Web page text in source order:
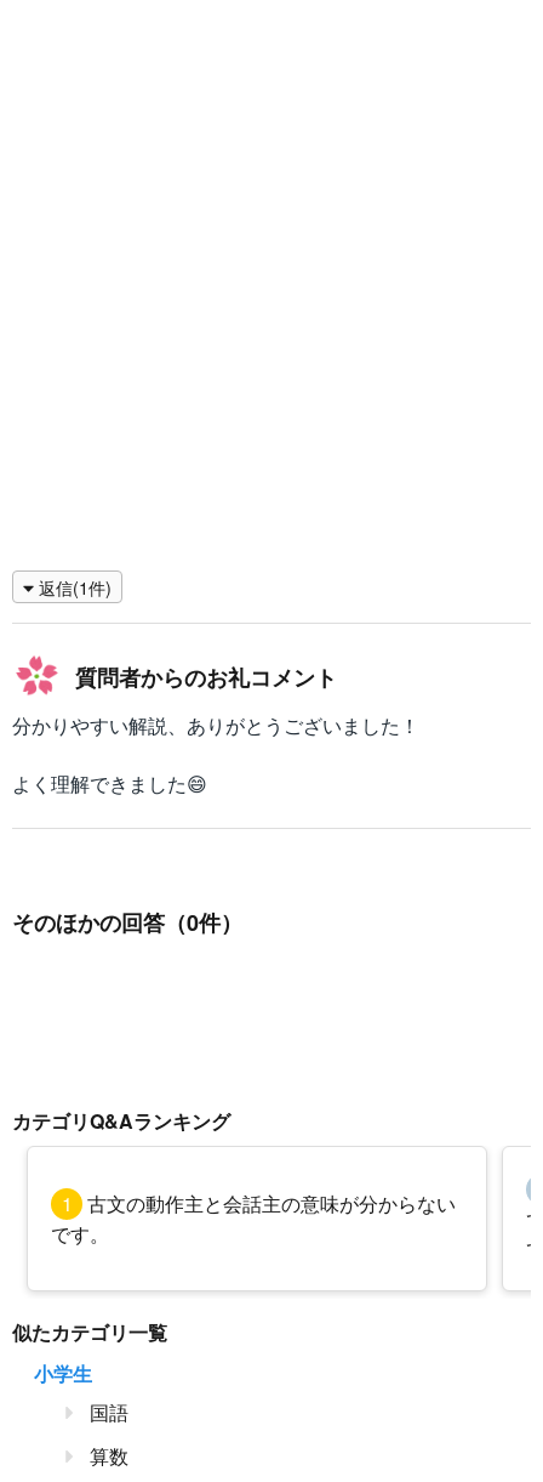
返信(1件)
質問者からのお礼コメント
分かりやすい解説、ありがとうございました！
よく理解できました😄
そのほかの回答（0件）
カテゴリQ&Aランキング
1
古文の動作主と会話主の意味が分からない
です。
似たカテゴリ一覧
小学生
国語
算数